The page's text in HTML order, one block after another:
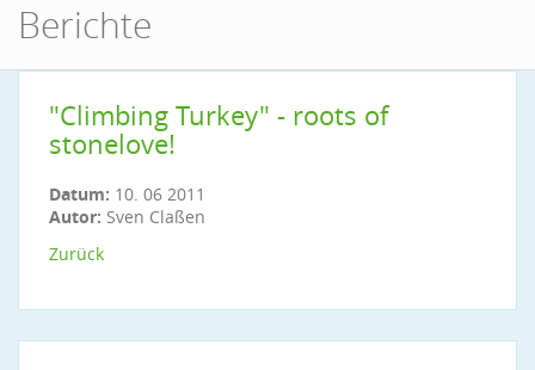
Berichte
"Climbing Turkey" - roots of
stonelove!
Datum: 10. 06 2011
Autor: Sven Claßen
Zurück